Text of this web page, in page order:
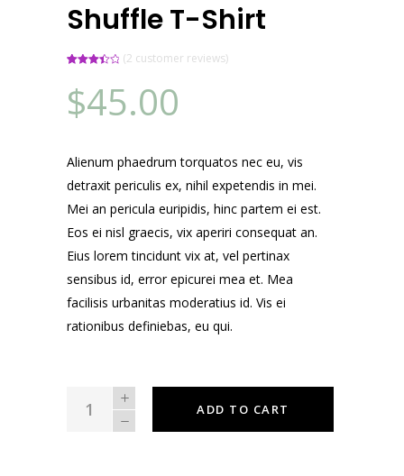
Shuffle T-Shirt
of 5
based
on
(2 customer reviews)
$45.00
Alienum phaedrum torquatos nec eu, vis
detraxit periculis ex, nihil expetendis in mei.
Mei an pericula euripidis, hinc partem ei est.
Eos ei nisl graecis, vix aperiri consequat an.
Eius lorem tincidunt vix at, vel pertinax
sensibus id, error epicurei mea et. Mea
facilisis urbanitas moderatius id. Vis ei
rationibus definiebas, eu qui.
ADD TO CART